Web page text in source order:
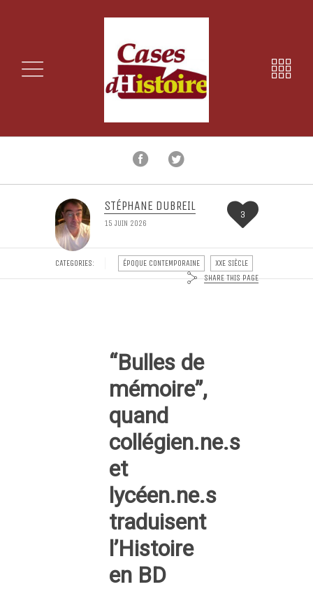
STÉPHANE DUBREIL
15 JUIN 2026
3
CATEGORIES: ÉPOQUE CONTEMPORAINE
XXE SIÈCLE
SHARE THIS PAGE
“Bulles de
mémoire”,
quand
collégien.ne.s
et
lycéen.ne.s
traduisent
l’Histoire
en BD